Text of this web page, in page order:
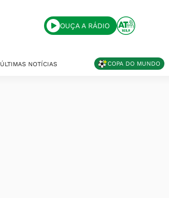
OUÇA A RÁDIO
ÚLTIMAS NOTÍCIAS COPA DO MUNDO